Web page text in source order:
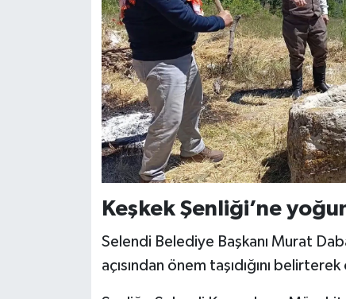
Keşkek Şenliği’ne
Selendi Belediye Başkanı Murat
açısından önem taşıdığını